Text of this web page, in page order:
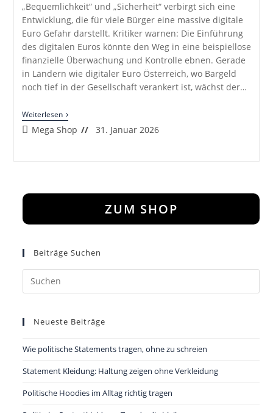
„Bequemlichkeit“ und „Sicherheit“ verbirgt sich eine
Entwicklung, die für viele Bürger eine massive digitale
Euro Gefahr darstellt. Kritiker warnen: Die Einführung
des digitalen Euros könnte den Weg in eine beispiellose
finanzielle Überwachung und Kontrolle ebnen. Gerade
in Ländern wie digitaler Euro Österreich, wo Bargeld
noch tief in der Gesellschaft verankert ist, wächst der…
WeiterlesenDer
Digitale
Euro:
Und
Selbstbestimmung?
Beitrags-
Mega Shop
Beitrag
31. Januar 2026
ZUM SHOP
Beiträge Suchen
Neueste Beiträge
Wie politische Statements tragen, ohne zu schreien
Statement Kleidung: Haltung zeigen ohne Verkleidung
Politische Hoodies im Alltag richtig tragen